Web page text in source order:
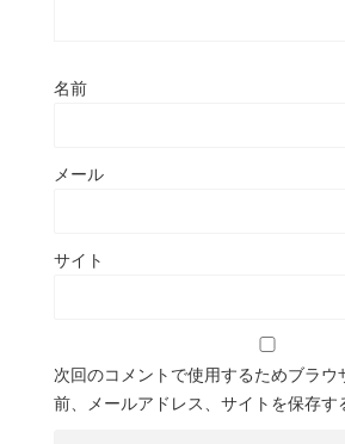
名前
メール
サイト
次回のコメントで使用するためブラウ
前、メールアドレス、サイトを保存す